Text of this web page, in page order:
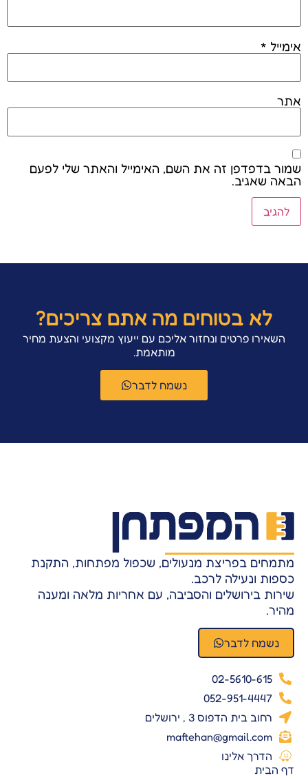
אימייל *
אתר
שמור בדפדפן זה את השם, האימייל והאתר שלי לפעם
הבאה שאגיב.
לא בטוחים מה אתם צריכים?
השאירו פרטים ונחזור אליכם עם ייעוץ מקצועי והצעת מחיר
מותאמת.
נשמח לדבר
מתמחים בפריצת מנעולים, שכפול מפתחות, התקנת
כספות ונעילה לרכב.
שירות בירושלים והסביבה, עם אחריות מלאה ומענה
מהיר.
נשמח לדבר
02-5610-615
052-951-4447
רחוב בית הדפוס 3 , ירושלים
maftehan@gmail.com
הדרך אלינו
דף הבית